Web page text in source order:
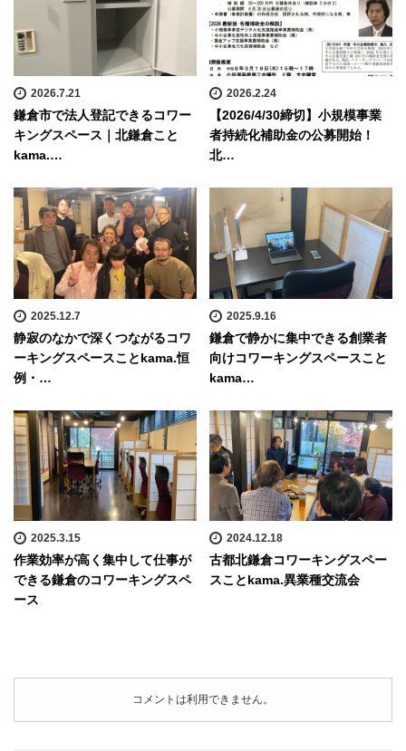
2026.7.21
鎌倉市で法人登記できるコワー
キングスペース｜北鎌倉こと
kama.…
2026.2.24
【2026/4/30締切】小規模事業
者持続化補助金の公募開始！
北…
2025.12.7
静寂のなかで深くつながるコワ
ーキングスペースことkama.恒
例・…
2025.9.16
鎌倉で静かに集中できる創業者
向けコワーキングスペースこと
kama…
2025.3.15
作業効率が高く集中して仕事が
できる鎌倉のコワーキングスペ
ース
2024.12.18
古都北鎌倉コワーキングスペー
スことkama.異業種交流会
コメントは利用できません。